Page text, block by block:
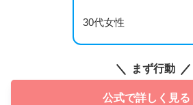
30代女性
まず行動
公式で詳しく見る